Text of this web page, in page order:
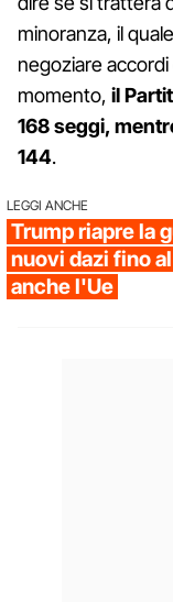
minoranza, il
negoziare
momento, il
168 seggi,
144.
LEGGI ANCHE
Trump riapre la
nuovi dazi fino
anche l'Ue